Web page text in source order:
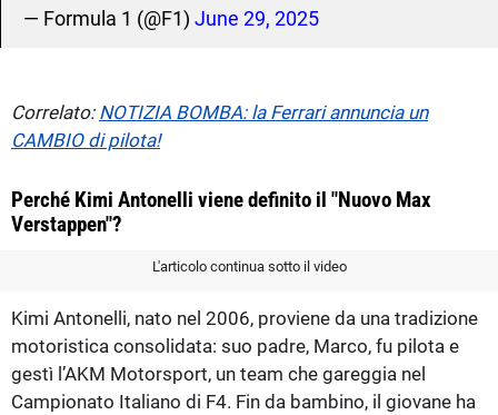
— Formula 1 (@F1) June 29, 2025
Correlato: NOTIZIA BOMBA: la Ferrari annuncia un
CAMBIO di pilota!
Perché Kimi Antonelli viene definito il "Nuovo Max
Verstappen"?
L'articolo continua sotto il video
Kimi Antonelli, nato nel 2006, proviene da una tradizione
motoristica consolidata: suo padre, Marco, fu pilota e
gestì l’AKM Motorsport, un team che gareggia nel
Campionato Italiano di F4. Fin da bambino, il giovane ha